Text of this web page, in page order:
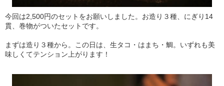
今回は2,500円のセットをお願いしました。お造り３種、にぎり14
貫、巻物がついたセットです。
まずは造り３種から。この日は、生タコ・はまち・鯛。いずれも美
味しくてテンション上がります！